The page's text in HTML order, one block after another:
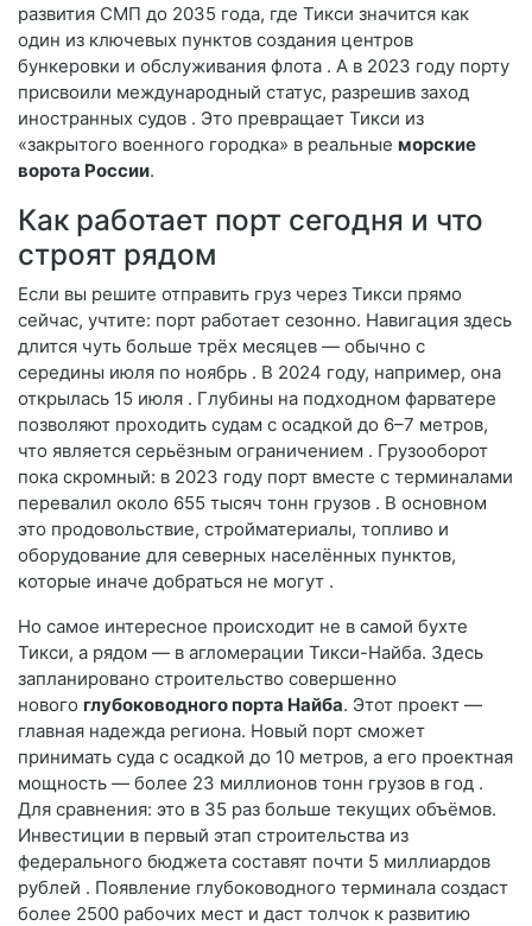
развития СМП до 2035 года, где Тикси значится как
один из ключевых пунктов создания центров
бункеровки и обслуживания флота . А в 2023 году порту
присвоили международный статус, разрешив заход
иностранных судов . Это превращает Тикси из
«закрытого военного городка» в реальные морские
ворота России.
Как работает порт сегодня и что
строят рядом
Если вы решите отправить груз через Тикси прямо
сейчас, учтите: порт работает сезонно. Навигация здесь
длится чуть больше трёх месяцев — обычно с
середины июля по ноябрь . В 2024 году, например, она
открылась 15 июля . Глубины на подходном фарватере
позволяют проходить судам с осадкой до 6–7 метров,
что является серьёзным ограничением . Грузооборот
пока скромный: в 2023 году порт вместе с терминалами
перевалил около 655 тысяч тонн грузов . В основном
это продовольствие, стройматериалы, топливо и
оборудование для северных населённых пунктов,
которые иначе добраться не могут .
Но самое интересное происходит не в самой бухте
Тикси, а рядом — в агломерации Тикси-Найба. Здесь
запланировано строительство совершенно
нового глубоководного порта Найба. Этот проект —
главная надежда региона. Новый порт сможет
принимать суда с осадкой до 10 метров, а его проектная
мощность — более 23 миллионов тонн грузов в год .
Для сравнения: это в 35 раз больше текущих объёмов.
Инвестиции в первый этап строительства из
федерального бюджета составят почти 5 миллиардов
рублей . Появление глубоководного терминала создаст
более 2500 рабочих мест и даст толчок к развитию